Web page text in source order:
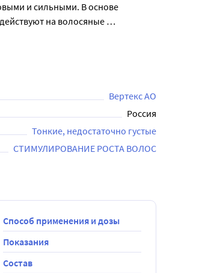
и сильными. В основе
на волосяные
Сыворотка подходит для
Вертекс АО
Россия
Тонкие, недостаточно густые
СТИМУЛИРОВАНИЕ РОСТА ВОЛОС
Способ применения и дозы
Показания
Состав